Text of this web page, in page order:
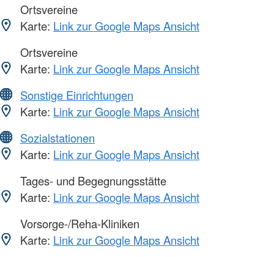
Ortsvereine
Karte: Link zur Google Maps Ansicht
Ortsvereine
Karte: Link zur Google Maps Ansicht
Sonstige Einrichtungen
Karte: Link zur Google Maps Ansicht
Sozialstationen
Karte: Link zur Google Maps Ansicht
Tages- und Begegnungsstätte
Karte: Link zur Google Maps Ansicht
Vorsorge-/Reha-Kliniken
Karte: Link zur Google Maps Ansicht